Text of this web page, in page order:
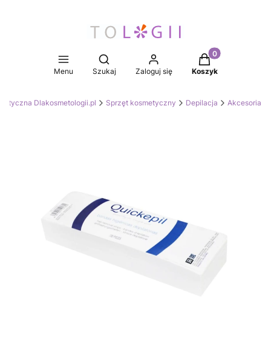
Menu
Otwórz wyszukiwarkę
Szukaj Zaloguj się
Produkty w
Koszyk
Dlakosmetologii.pl Sprzęt kosmetyczny Depilacja Akcesoria